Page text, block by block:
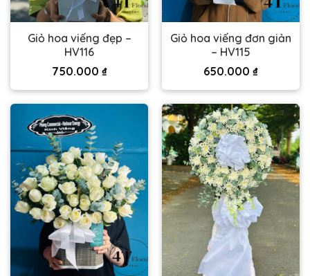
Giỏ hoa viếng đẹp –
HV116
750.000 ₫
Giỏ hoa viếng đơn giản
– HV115
650.000 ₫